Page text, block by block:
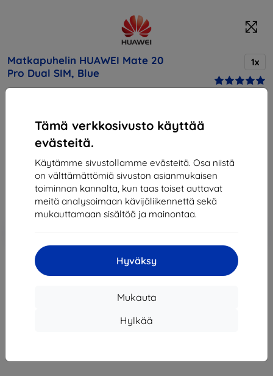
Tämä verkkosivusto käyttää
evästeitä.
Käytämme sivustollamme evästeitä. Osa niistä
on välttämättömiä sivuston asianmukaisen
toiminnan kannalta, kun taas toiset auttavat
meitä analysoimaan kävijäliikennettä sekä
mukauttamaan sisältöä ja mainontaa.
Hyväksy
Mukauta
Hylkää
Matkapuhelin HUAWEI Mate 20
Pro Dual SIM, Blue
1x
lisävarusteista!
642,90 €
578,61 €